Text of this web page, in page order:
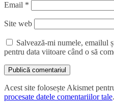
Email *
Site web
Salvează-mi numele, emailul
pentru data viitoare când o să
Acest site folosește Akismet
procesate datele comentariilor tale.